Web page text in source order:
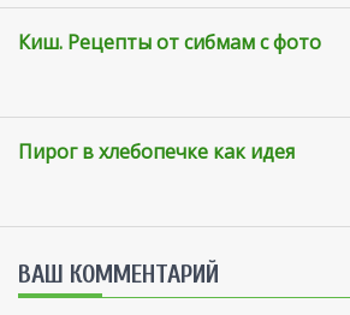
Киш. Рецепты от сибмам с фото
Пирог в хлебопечке как идея
ВАШ КОММЕНТАРИЙ